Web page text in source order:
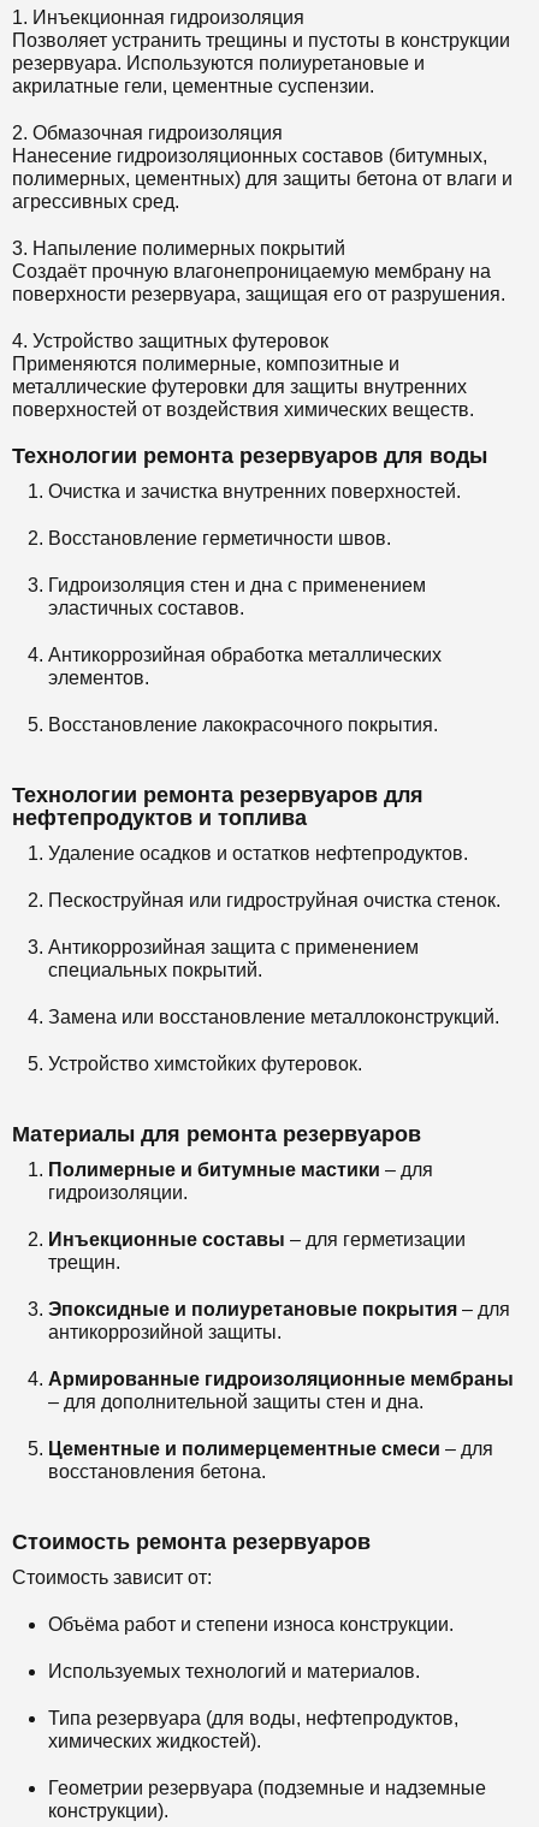
1. Инъекционная гидроизоляция
Позволяет устранить трещины и пустоты в конструкции
резервуара. Используются полиуретановые и
акрилатные гели, цементные суспензии.
2. Обмазочная гидроизоляция
Нанесение гидроизоляционных составов (битумных,
полимерных, цементных) для защиты бетона от влаги и
агрессивных сред.
3. Напыление полимерных покрытий
Создаёт прочную влагонепроницаемую мембрану на
поверхности резервуара, защищая его от разрушения.
4. Устройство защитных футеровок
Применяются полимерные, композитные и
металлические футеровки для защиты внутренних
поверхностей от воздействия химических веществ.
Технологии ремонта резервуаров для воды
Очистка и зачистка внутренних поверхностей.
Восстановление герметичности швов.
Гидроизоляция стен и дна с применением
эластичных составов.
Антикоррозийная обработка металлических
элементов.
Восстановление лакокрасочного покрытия.
Технологии ремонта резервуаров для
нефтепродуктов и топлива
Удаление осадков и остатков нефтепродуктов.
Пескоструйная или гидроструйная очистка стенок.
Антикоррозийная защита с применением
специальных покрытий.
Замена или восстановление металлоконструкций.
Устройство химстойких футеровок.
Материалы для ремонта резервуаров
Полимерные и битумные мастики – для
гидроизоляции.
Инъекционные составы – для герметизации
трещин.
Эпоксидные и полиуретановые покрытия – для
антикоррозийной защиты.
Армированные гидроизоляционные мембраны
– для дополнительной защиты стен и дна.
Цементные и полимерцементные смеси – для
восстановления бетона.
Стоимость ремонта резервуаров
Стоимость зависит от:
Объёма работ и степени износа конструкции.
Используемых технологий и материалов.
Типа резервуара (для воды, нефтепродуктов,
химических жидкостей).
Геометрии резервуара (подземные и надземные
конструкции).